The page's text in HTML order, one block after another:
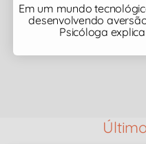
Em um mundo
desenvolvendo
Psicóloga